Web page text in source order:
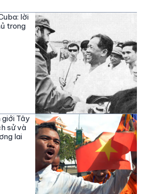
lời
trong
giới Tây
sử và
lai